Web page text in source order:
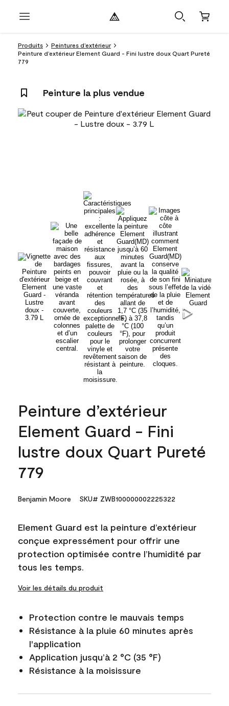
Produits
Peintures d’extérieur
Peinture d’extérieur Element Guard - Fini lustre doux Quart Pureté
779
Peinture la plus vendue
Peinture d’extérieur
Element Guard - Fini
lustre doux Quart Pureté
779
Benjamin Moore SKU# ZWB100000002225322
Element Guard est la peinture d’extérieur
conçue expressément pour offrir une
protection optimisée contre l’humidité par
tous les temps.
Voir les détails du produit
Protection contre le mauvais temps
Résistance à la pluie 60 minutes après
l'application
Application jusqu’à 2 °C (35 °F)
Résistance à la moisissure